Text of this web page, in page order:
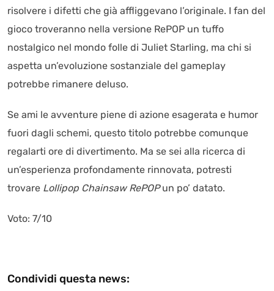
risolvere i difetti che già affliggevano l’originale. I fan del
gioco troveranno nella versione RePOP un tuffo
nostalgico nel mondo folle di Juliet Starling, ma chi si
aspetta un’evoluzione sostanziale del gameplay
potrebbe rimanere deluso.
Se ami le avventure piene di azione esagerata e humor
fuori dagli schemi, questo titolo potrebbe comunque
regalarti ore di divertimento. Ma se sei alla ricerca di
un’esperienza profondamente rinnovata, potresti
trovare Lollipop Chainsaw RePOPun po’ datato.
Voto: 7/10
Condividi questa news: